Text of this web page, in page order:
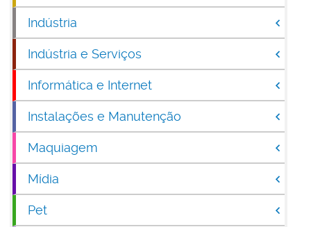
Indústria
Indústria e Serviços
Informática e Internet
Instalações e Manutenção
Maquiagem
Mídia
Pet